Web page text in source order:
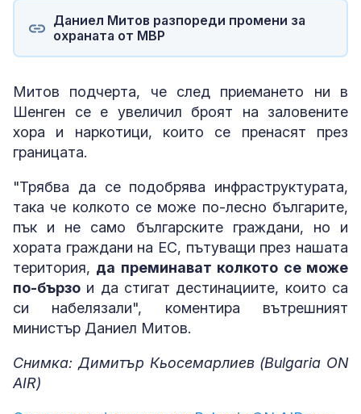
Даниел Митов разпореди промени за
охраната от МВР
Митов подчерта, че след приемането ни в
Шенген се е увеличил броят на заловените
хора и наркотици, които се пренасят през
границата.
"Трябва да се подобрява инфраструктурата,
така че колкото се може по-лесно българите,
пък и не само българските граждани, но и
хората граждани на ЕС, пътуващи през нашата
територия, да преминават колкото се може
по-бързо и да стигат дестинациите, които са
си набелязали", коментира вътрешният
министър Даниел Митов.
Снимка: Димитър Кьосемарлиев (Bulgaria ON
AIR)